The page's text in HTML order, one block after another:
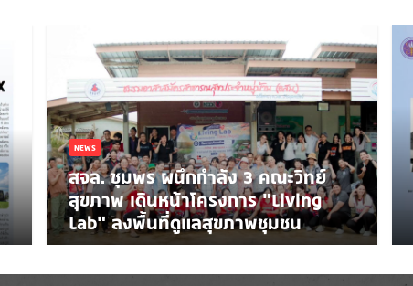
NEWS
สจล. ชุมพร ผนึกกำลัง 3 คณะวิทย์
สุขภาพ เดินหน้าโครงการ “Living
Lab” ลงพื้นที่ดูแลสุขภาพชุมชน